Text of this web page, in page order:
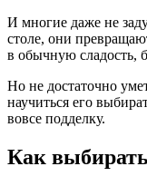
И многие даже не
столе, они
в обычную сладость,
Но не достаточно
научиться его
вовсе подделку.
Как